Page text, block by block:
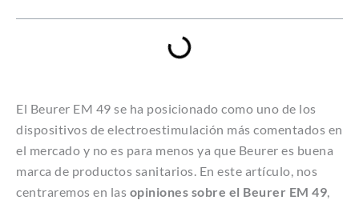
El Beurer EM 49 se ha posicionado como uno de los
dispositivos de electroestimulación más comentados en
el mercado y no es para menos ya que Beurer es buena
marca de productos sanitarios. En este artículo, nos
centraremos en las opiniones sobre el Beurer EM 49,